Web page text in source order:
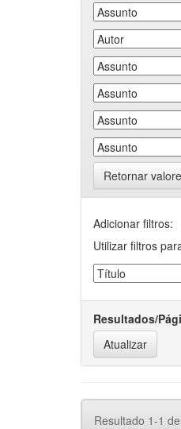
Retornar
Adicionar filtros:
Utilizar filtros
Resultados/
Resultado 1-1